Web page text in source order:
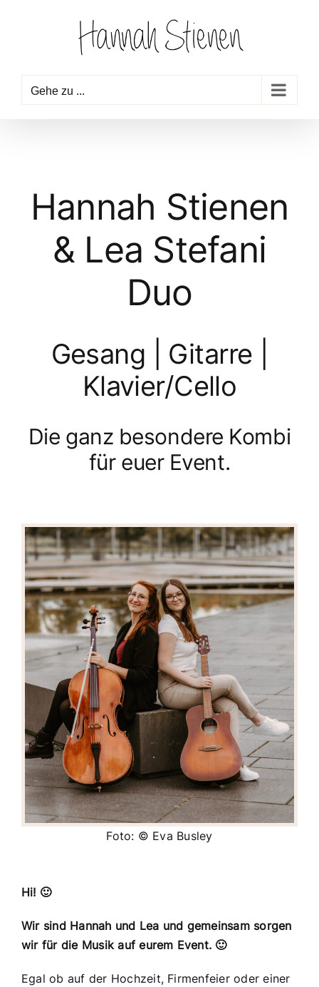
Gehe zu ...
Hannah Stienen
& Lea Stefani
Duo
Gesang | Gitarre |
Klavier/Cello
Die ganz besondere Kombi
für euer Event.
Foto: © Eva Busley
Hi! 🙂
Wir sind Hannah und Lea und gemeinsam sorgen
wir für die Musik auf eurem Event. 🙂
Egal ob auf der Hochzeit, Firmenfeier oder einer